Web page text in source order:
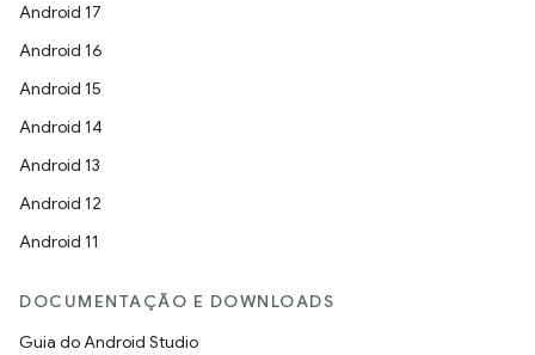
Android 17
Android 16
Android 15
Android 14
Android 13
Android 12
Android 11
DOCUMENTAÇÃO E DOWNLOADS
Guia do Android Studio